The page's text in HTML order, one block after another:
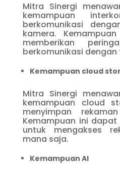
Mitra Sinergi
kemampuan
berkomunikasi
kamera.
memberikan
berkomunikasi dengan
Kemampuan cloud
Mitra Sinergi
kemampuan cloud
menyimpan
Kemampuan ini
untuk mengakses
mana saja.
Kemampuan AI